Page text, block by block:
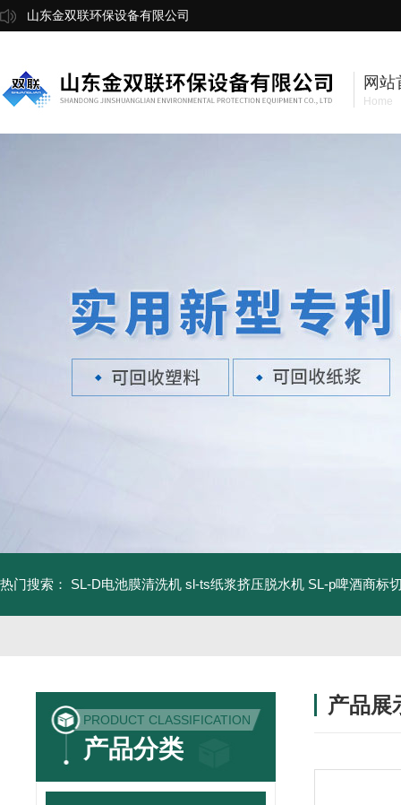
山东金双联环保设备有限公司
网站
Home
热门搜索： SL-D电池膜清洗机 sl-ts纸浆挤压脱水机 SL-p啤酒商标
PRODUCT CLASSIFICATION
产品分类
产品展